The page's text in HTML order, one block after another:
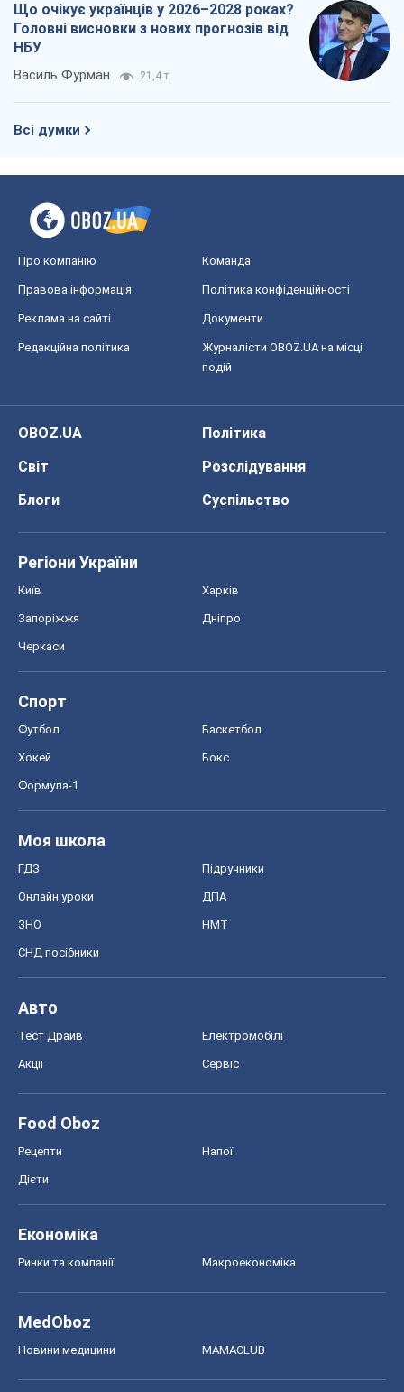
Що очікує українців у 2026–2028 роках?
Головні висновки з нових прогнозів від
НБУ
Василь Фурман 21,4 т.
Всі думки
Про компанію Команда
Правова інформація Політика конфіденційності
Реклама на сайті Документи
Редакційна політика
Журналісти OBOZ.UA на місці
подій
OBOZ.UA
Політика
Світ
Розслідування
Блоги
Суспільство
Регіони України
Київ Харків
Запоріжжя Дніпро
Черкаси
Спорт
Футбол Баскетбол
Хокей Бокс
Формула-1
Моя школа
ГДЗ Підручники
Онлайн уроки ДПА
ЗНО НМТ
СНД посібники
Авто
Тест Драйв Електромобілі
Акції Сервіс
Food Oboz
Рецепти Напої
Дієти
Економіка
Ринки та компанії Макроекономіка
MedOboz
Новини медицини MAMACLUB